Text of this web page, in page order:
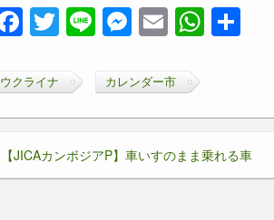
F
c
e
o
T
tt
er
Li
e
M
ss
e
g
E
ail
W
s
p
ウクライナ カレンダー市
【JICAカンボジアP】車いすのまま乗れる車